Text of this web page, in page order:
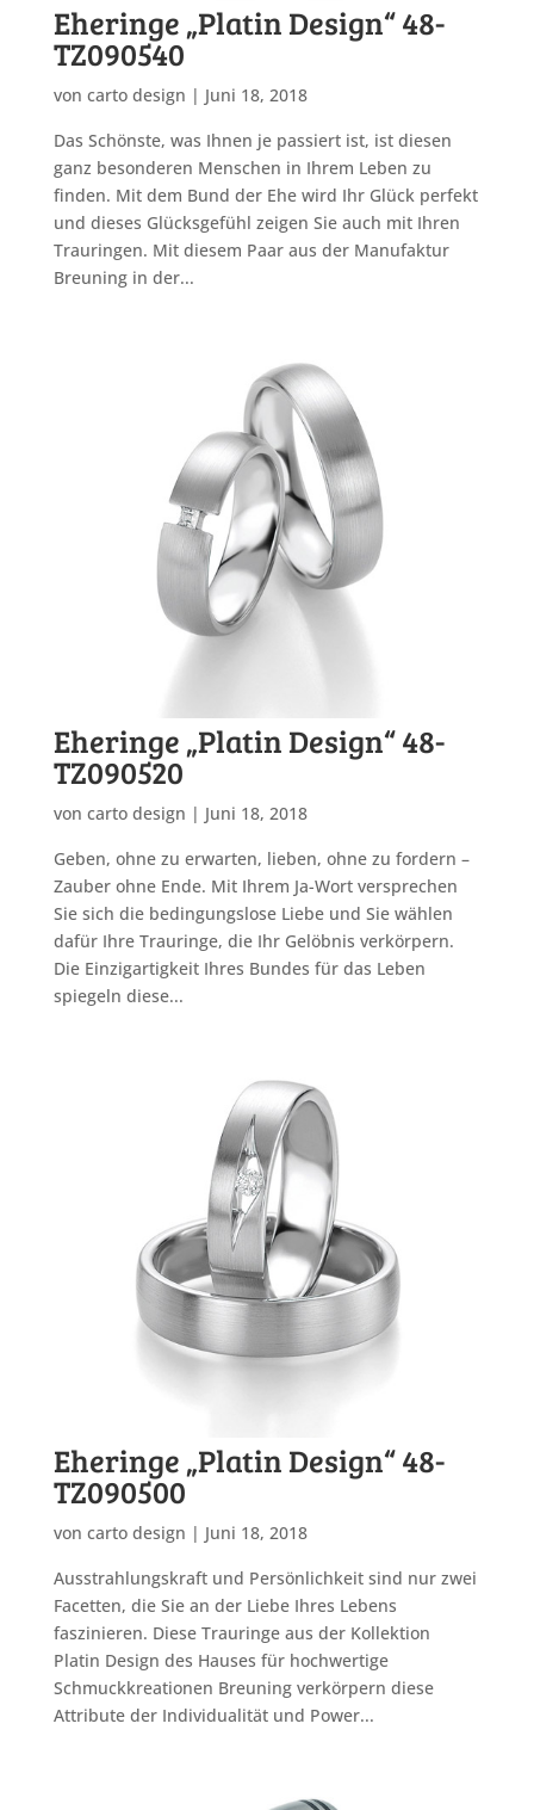
Eheringe „Platin Design“ 48-
TZ090540
von carto design | Juni 18, 2018
Das Schönste, was Ihnen je passiert ist, ist diesen
ganz besonderen Menschen in Ihrem Leben zu
finden. Mit dem Bund der Ehe wird Ihr Glück perfekt
und dieses Glücksgefühl zeigen Sie auch mit Ihren
Trauringen. Mit diesem Paar aus der Manufaktur
Breuning in der...
Eheringe „Platin Design“ 48-
TZ090520
von carto design | Juni 18, 2018
Geben, ohne zu erwarten, lieben, ohne zu fordern –
Zauber ohne Ende. Mit Ihrem Ja-Wort versprechen
Sie sich die bedingungslose Liebe und Sie wählen
dafür Ihre Trauringe, die Ihr Gelöbnis verkörpern.
Die Einzigartigkeit Ihres Bundes für das Leben
spiegeln diese...
Eheringe „Platin Design“ 48-
TZ090500
von carto design | Juni 18, 2018
Ausstrahlungskraft und Persönlichkeit sind nur zwei
Facetten, die Sie an der Liebe Ihres Lebens
faszinieren. Diese Trauringe aus der Kollektion
Platin Design des Hauses für hochwertige
Schmuckkreationen Breuning verkörpern diese
Attribute der Individualität und Power...